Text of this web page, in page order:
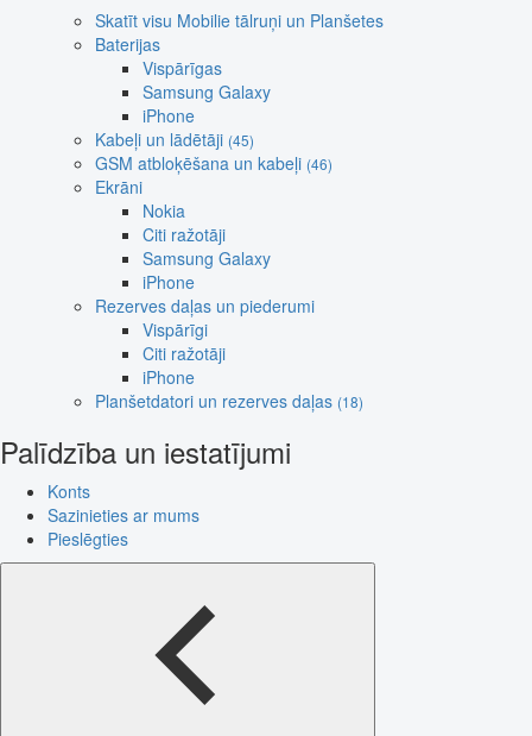
Skatīt visu Mobilie tālruņi un Planšetes
Baterijas
Vispārīgas
Samsung Galaxy
iPhone
Kabeļi un lādētāji (45)
GSM atbloķēšana un kabeļi (46)
Ekrāni
Nokia
Citi ražotāji
Samsung Galaxy
iPhone
Rezerves daļas un piederumi
Vispārīgi
Citi ražotāji
iPhone
Planšetdatori un rezerves daļas (18)
Palīdzība un iestatījumi
Konts
Sazinieties ar mums
Pieslēgties